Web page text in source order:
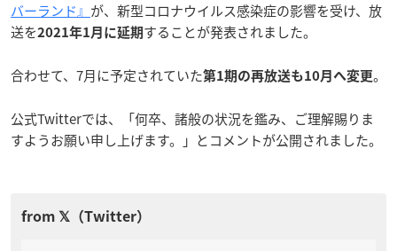
バーランド』 が、新型コロナウイルス感染症の影響を受け、放
送を2021年1月に延期 することが発表されました。
合わせて、7月に予定されていた第1期の再放送も10月へ変更。
公式Twitterでは、「何卒、諸般の状況を鑑み、ご理解賜りま
すようお願い申し上げます。」とコメントが公開されました。